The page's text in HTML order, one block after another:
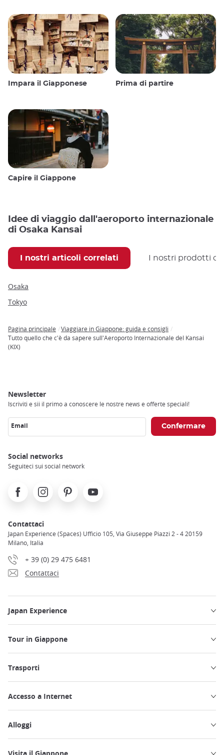
Impara il Giapponese Prima di partire
Capire il Giappone
Idee di viaggio dall'aeroporto internazionale
di Osaka Kansai
I nostri articoli correlati I nostri prodotti
Osaka
Tokyo
Breadcrumb
Pagina principale
Viaggiare in Giappone: guida e consigli
Tutto quello che c'è da sapere sull'Aeroporto Internazionale del Kansai
(KIX)
Newsletter
Iscriviti e sii il primo a conoscere le nostre news e offerte speciali!
Email
Social networks
Seguiteci sui social network
FacebookInstagramPinterest Youtube
Contattaci
Japan Experience (Spaces) Ufficio 105, Via Giuseppe Piazzi 2 - 4 20159
Milano, Italia
+ 39 (0) 29 475 6481
Contattaci
Japan Experience
Tour in Giappone
Trasporti
Accesso a Internet
Alloggi